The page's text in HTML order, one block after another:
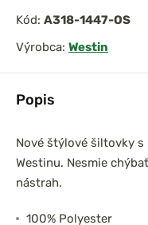
Popis
Nové štýlové šiltovky
Westinu. Nesmie
nástrah.
100% Polyester
Kód: A318-1447-OS
Výrobca: Westin